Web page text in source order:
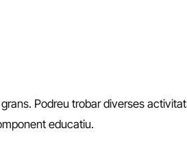
Podreu trobar diverses
educatiu.